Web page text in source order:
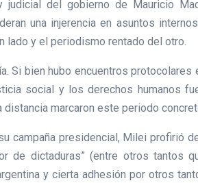
del gobierno de Mauricio
una injerencia en asuntos
lado y el periodismo rentado del otro.
Si bien hubo encuentros protocolares
social y los derechos humanos
marcaron este periodo
campaña presidencial, Milei profirió
de dictaduras” (entre otros tantos
y cierta adhesión por otros